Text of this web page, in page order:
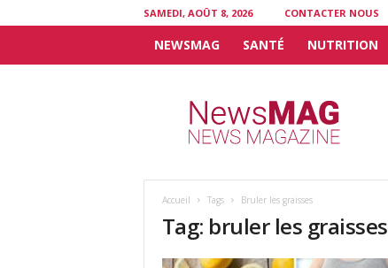
SAMEDI, AOÛT 8, 2026 CONTACTER NOUS
NEWSMAG SANTÉ NUTRITION
Accueil Tags Bruler les graisses
Tag: bruler les graisses